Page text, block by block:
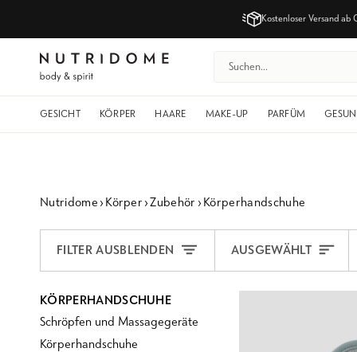
Kostenloser Versand ab
GESICHT KÖRPER HAARE MAKE-UP PARFÜM
Nutridome › Körper › Zubehör › Körperhandschuhe
FILTER AUSBLENDEN AUSGEWÄHLT
KÖRPERHANDSCHUHE
Schröpfen und Massagegeräte
Körperhandschuhe